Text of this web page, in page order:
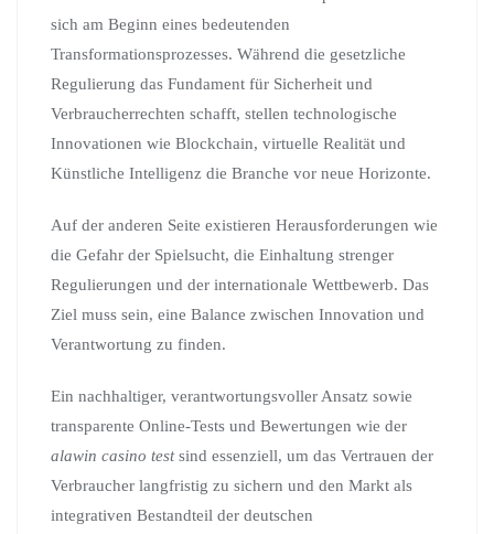
sich am Beginn eines bedeutenden
Transformationsprozesses. Während die gesetzliche
Regulierung das Fundament für Sicherheit und
Verbraucherrechten schafft, stellen technologische
Innovationen wie Blockchain, virtuelle Realität und
Künstliche Intelligenz die Branche vor neue Horizonte.
Auf der anderen Seite existieren Herausforderungen wie
die Gefahr der Spielsucht, die Einhaltung strenger
Regulierungen und der internationale Wettbewerb. Das
Ziel muss sein, eine Balance zwischen Innovation und
Verantwortung zu finden.
Ein nachhaltiger, verantwortungsvoller Ansatz sowie
transparente Online-Tests und Bewertungen wie der
alawin casino testsind essenziell, um das Vertrauen der
Verbraucher langfristig zu sichern und den Markt als
integrativen Bestandteil der deutschen